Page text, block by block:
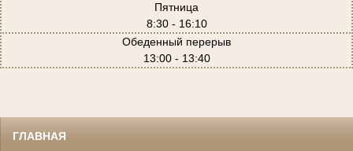
Пятница
8:30 - 16:10
Обеденный перерыв
13:00 - 13:40
ГЛАВНАЯ